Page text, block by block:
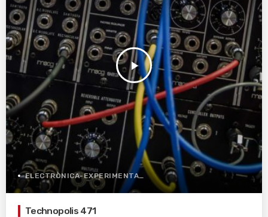
play_arrow
ELECTRÒNICA-EXPERIMENTAL
Technopolis 471